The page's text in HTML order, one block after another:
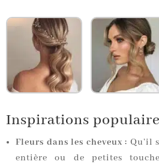
Inspirations
Fleurs dans les cheveux : Qu’il
entière ou de petites